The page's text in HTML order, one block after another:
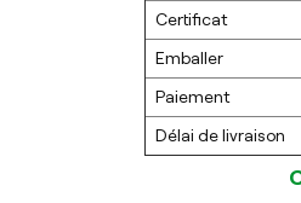
Certificat
Emballer
Paiement
Délai de livraison